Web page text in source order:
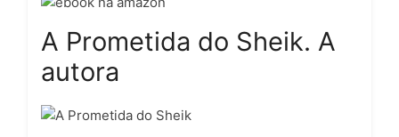
A Prometida do Sheik. A
autora